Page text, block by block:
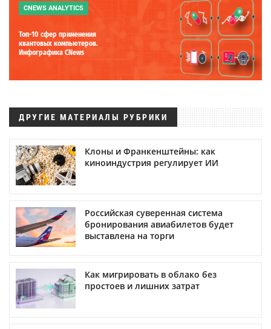
CNEWS ANALYTICS
Топ-10 сфер применения
квантовых компьютеров.
Инфографика CNews
ДРУГИЕ МАТЕРИАЛЫ РУБРИКИ
Клоны и Франкенштейны: как
киноиндустрия регулирует ИИ
Российская суверенная система
бронирования авиабилетов будет
выставлена на торги
Как мигрировать в облако без
простоев и лишних затрат